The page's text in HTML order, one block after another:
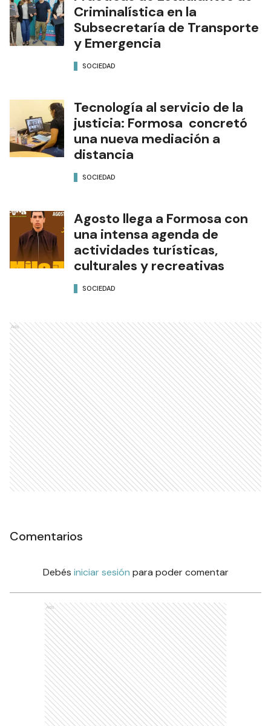
Criminalística en la
Subsecretaría de Transporte
y Emergencia
SOCIEDAD
Tecnología al servicio de la
justicia: Formosa concretó
una nueva mediación a
distancia
SOCIEDAD
Agosto llega a Formosa con
una intensa agenda de
actividades turísticas,
culturales y recreativas
SOCIEDAD
Ads
Comentarios
Debés iniciar sesión para poder comentar
Ads